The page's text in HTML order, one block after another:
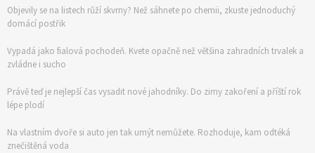
Objevily se na listech růží skvrny? Než sáhnete po chemii, zkuste jednoduchý
domácí postřik
Vypadá jako fialová pochodeň. Kvete opačně než většina zahradních trvalek a
zvládne i sucho
Právě teď je nejlepší čas vysadit nové jahodníky. Do zimy zakoření a příští rok
lépe plodí
Na vlastním dvoře si auto jen tak umýt nemůžete. Rozhoduje, kam odtéká
znečištěná voda